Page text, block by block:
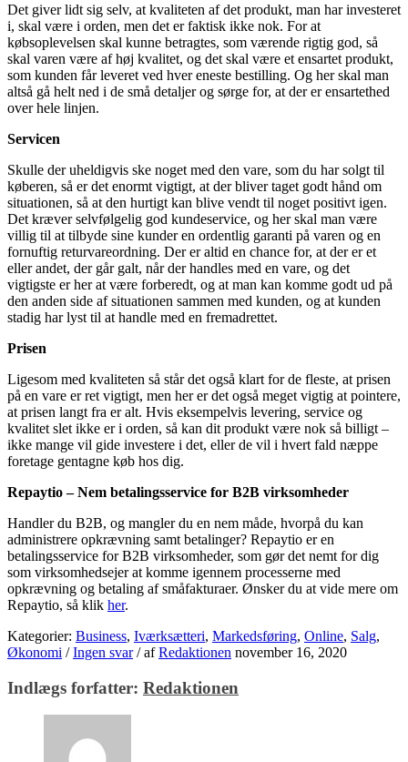
Det giver lidt sig selv, at kvaliteten af det produkt, man har investeret
i, skal være i orden, men det er faktisk ikke nok. For at
købsoplevelsen skal kunne betragtes, som værende rigtig god, så
skal varen være af høj kvalitet, og det skal være et ensartet produkt,
som kunden får leveret ved hver eneste bestilling. Og her skal man
altså gå helt ned i de små detaljer og sørge for, at der er ensartethed
over hele linjen.
Servicen
Skulle der uheldigvis ske noget med den vare, som du har solgt til
køberen, så er det enormt vigtigt, at der bliver taget godt hånd om
situationen, så at den hurtigt kan blive vendt til noget positivt igen.
Det kræver selvfølgelig god kundeservice, og her skal man være
villig til at tilbyde sine kunder en ordentlig garanti på varen og en
fornuftig returvareordning. Der er altid en chance for, at der er et
eller andet, der går galt, når der handles med en vare, og det
vigtigste er her at være forberedt, og at man kan komme godt ud på
den anden side af situationen sammen med kunden, og at kunden
stadig har lyst til at handle med en fremadrettet.
Prisen
Ligesom med kvaliteten så står det også klart for de fleste, at prisen
på en vare er ret vigtigt, men her er det også meget vigtig at pointere,
at prisen langt fra er alt. Hvis eksempelvis levering, service og
kvalitet slet ikke er i orden, så kan dit produkt være nok så billigt –
ikke mange vil gide investere i det, eller de vil i hvert fald næppe
foretage gentagne køb hos dig.
Repaytio – Nem betalingsservice for B2B virksomheder
Handler du B2B, og mangler du en nem måde, hvorpå du kan
administrere opkrævning samt betalinger? Repaytio er en
betalingsservice for B2B virksomheder, som gør det nemt for dig
som virksomhedsejer at komme igennem processerne med
opkrævning og betaling af småfakturaer. Ønsker du at vide mere om
Repaytio, så klik her.
Kategorier: Business, Iværksætteri, Markedsføring, Online, Salg,
Økonomi / Ingen svar /afRedaktionen november 16, 2020
Indlægs forfatter: Redaktionen